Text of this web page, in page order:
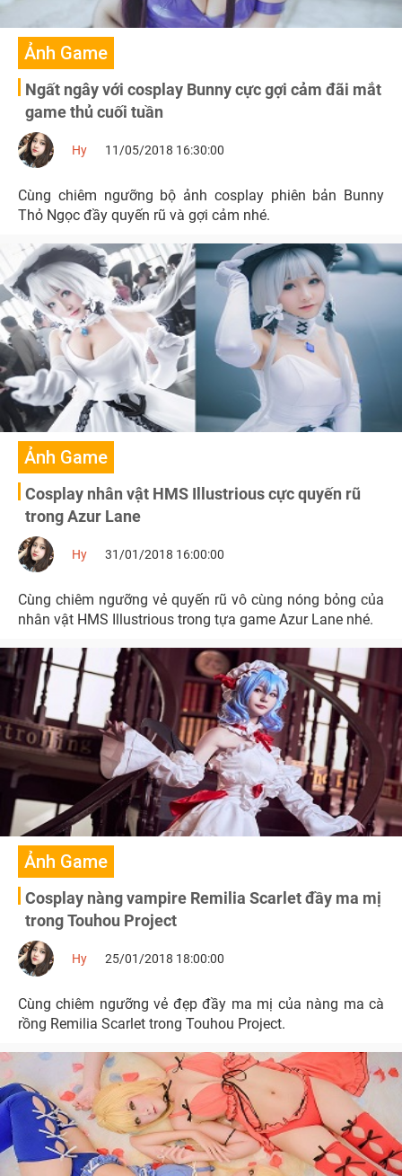
Ảnh Game
Ngất ngây với cosplay Bunny cực gợi cảm đãi mắt
game thủ cuối tuần
Hy 11/05/2018 16:30:00
Cùng chiêm ngưỡng bộ ảnh cosplay phiên bản Bunny
Thỏ Ngọc đầy quyến rũ và gợi cảm nhé.
Ảnh Game
Cosplay nhân vật HMS Illustrious cực quyến rũ
trong Azur Lane
Hy 31/01/2018 16:00:00
Cùng chiêm ngưỡng vẻ quyến rũ vô cùng nóng bỏng của
nhân vật HMS Illustrious trong tựa game Azur Lane nhé.
Ảnh Game
Cosplay nàng vampire Remilia Scarlet đầy ma mị
trong Touhou Project
Hy 25/01/2018 18:00:00
Cùng chiêm ngưỡng vẻ đẹp đầy ma mị của nàng ma cà
rồng Remilia Scarlet trong Touhou Project.